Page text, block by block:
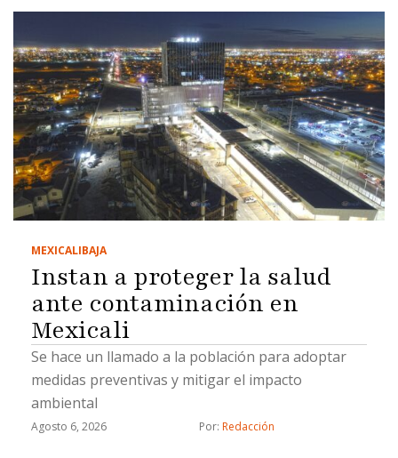
MEXICALIBAJA
Instan a proteger la salud
ante contaminación en
Mexicali
Se hace un llamado a la población para adoptar
medidas preventivas y mitigar el impacto
ambiental
Agosto 6, 2026 Por: Redacción